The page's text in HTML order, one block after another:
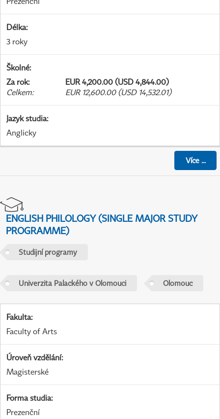
Délka:
3 roky
Školné:
Za rok:
EUR 4,200.00 (USD 4,844.00)
Celkem: EUR 12,600.00 (USD 14,532.01)
Jazyk studia:
Anglicky
Více...
ENGLISH PHILOLOGY (SINGLE MAJOR STUDY
PROGRAMME)
Studijní programy
Univerzita Palackého v Olomouci Olomouc
Fakulta:
Faculty of Arts
Úroveň vzdělání:
Magisterské
Forma studia:
Prezenční